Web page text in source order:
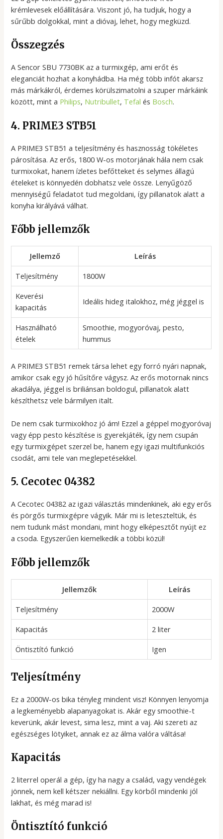
krémlevesek előállítására. Viszont jó, ha tudjuk, hogy a
sűrűbb dolgokkal, mint a dióvaj, lehet, hogy megküzd.
Összegzés
A Sencor SBU 7730BK az a turmixgép, ami erőt és
eleganciát hozhat a konyhádba. Ha még több infót akarsz
más márkákról, érdemes körülszimatolni a szuper márkáink
között, mint a Philips, Nutribullet, Tefal és Bosch.
4. PRIME3 STB51
A PRIME3 STB51 a teljesítmény és hasznosság tökéletes
párosítása. Az erős, 1800 W-os motorjának hála nem csak
turmixokat, hanem ízletes befőtteket és selymes állagú
ételeket is könnyedén dobhatsz vele össze. Lenyűgöző
mennyiségű feladatot tud megoldani, így pillanatok alatt a
konyha királyává válhat.
Főbb jellemzők
Jellemző
Leírás
Teljesítmény
1800W
Keverési
kapacitás
Ideális hideg italokhoz, még jéggel is
Használható
ételek
Smoothie, mogyoróvaj, pesto,
hummus
A PRIME3 STB51 remek társa lehet egy forró nyári napnak,
amikor csak egy jó hűsítőre vágysz. Az erős motornak nincs
akadálya, jéggel is briliánsan boldogul, pillanatok alatt
készíthetsz vele bármilyen italt.
De nem csak turmixokhoz jó ám! Ezzel a géppel mogyoróvaj
vagy épp pesto készítése is gyerekjáték, így nem csupán
egy turmixgépet szerzel be, hanem egy igazi multifunkciós
csodát, ami tele van meglepetésekkel.
5. Cecotec 04382
A Cecotec 04382 az igazi választás mindenkinek, aki egy erős
és pörgős turmixgépre vágyik. Már mi is leteszteltük, és
nem tudunk mást mondani, mint hogy elképesztőt nyújt ez
a csoda. Egyszerűen kiemelkedik a többi közül!
Főbb jellemzők
Jellemzők
Leírás
Teljesítmény
2000W
Kapacitás
2 liter
Öntisztító funkció
Igen
Teljesítmény
Ez a 2000W-os bika tényleg mindent visz! Könnyen lenyomja
a legkeményebb alapanyagokat is. Akár egy smoothie-t
keverünk, akár levest, sima lesz, mint a vaj. Aki szereti az
egészséges lötyiket, annak ez az álma valóra váltása!
Kapacitás
2 literrel operál a gép, így ha nagy a család, vagy vendégek
jönnek, nem kell kétszer nekiállni. Egy körből mindenki jól
lakhat, és még marad is!
Öntisztító funkció